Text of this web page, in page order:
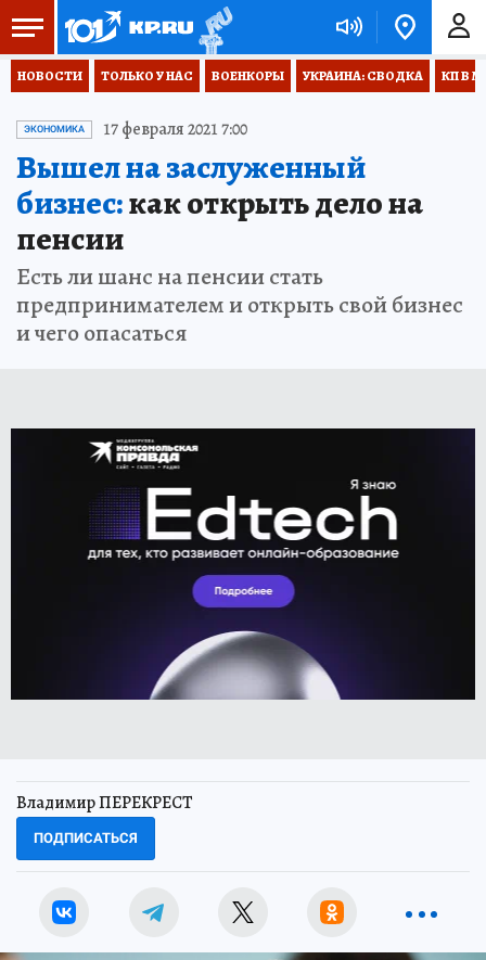
НОВОСТИ ТОЛЬКО У НАС ВОЕНКОРЫ УКРАИНА: СВОДКА КП В
ЭКОНОМИКА 17 февраля 2021 7:00
Вышел на заслуженный
бизнес:как открыть дело на
пенсии
Есть ли шанс на пенсии стать
предпринимателем и открыть свой бизнес
и чего опасаться
Владимир ПЕРЕКРЕСТ
ПОДПИСАТЬСЯ